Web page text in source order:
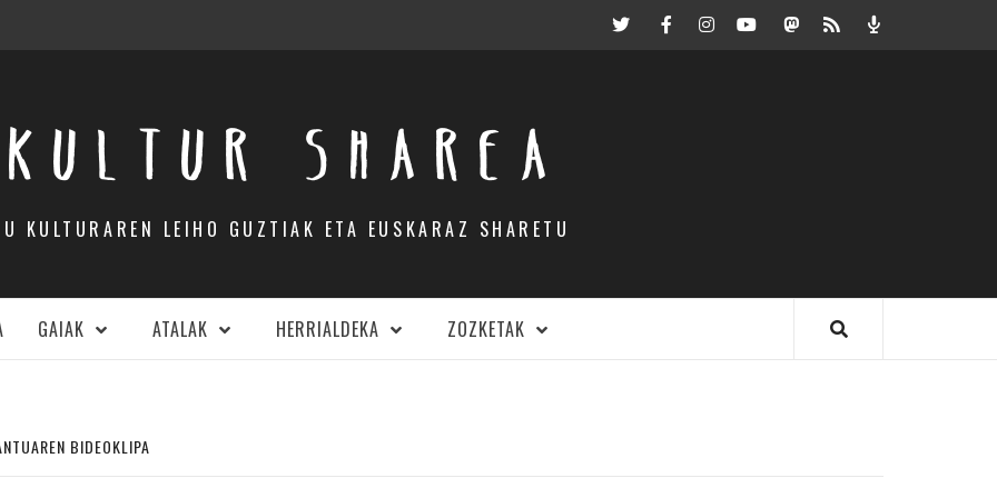
TwitterFacebookInstagramYoutubeMastodon.eus
RSS Podcast
KULTUR SHAREA
KULTURAREN LEIHO GUZTIAK ETA EUSKARAZ SHARETU
GAIAK ATALAK HERRIALDEKA ZOZKETAK
BIDEOKLIPA